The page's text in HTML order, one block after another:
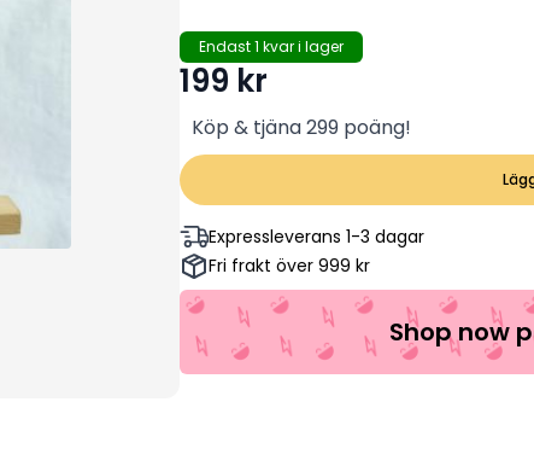
Endast 1 kvar i lager
199 kr
Köp & tjäna 299 poäng!
Expressleverans 1-3 dagar
Fri frakt över 999 kr
Shop now